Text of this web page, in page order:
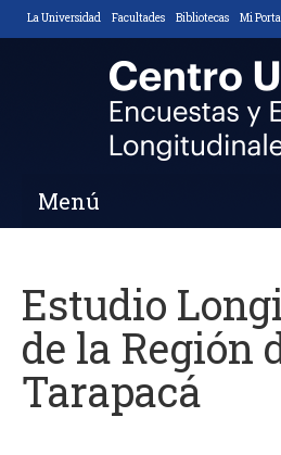
La Universidad Facultades Bibliotecas Mi
Menú
Nosotros
Descripción y
Áreas de Trabajo
Estudio
de la Región
Tarapacá